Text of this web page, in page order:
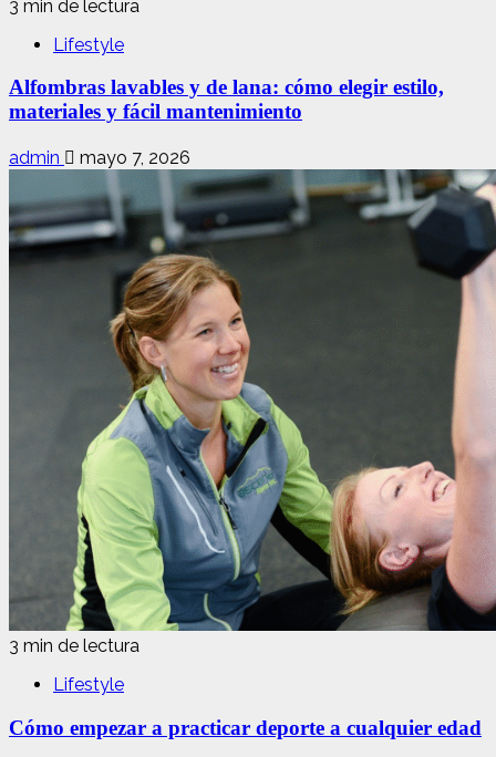
3 min de lectura
Lifestyle
Alfombras lavables y de lana: cómo elegir estilo,
materiales y fácil mantenimiento
admin mayo 7, 2026
3 min de lectura
Lifestyle
Cómo empezar a practicar deporte a cualquier edad